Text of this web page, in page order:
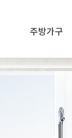
주방가구